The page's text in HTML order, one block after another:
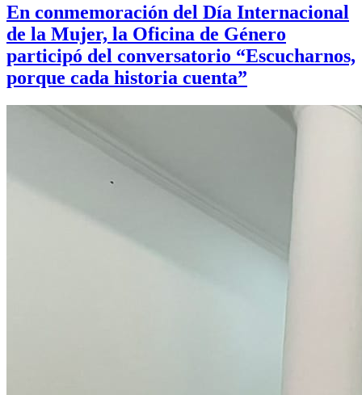
En conmemoración del Día Internacional
de la Mujer, la Oficina de Género
participó del conversatorio “Escucharnos,
porque cada historia cuenta”